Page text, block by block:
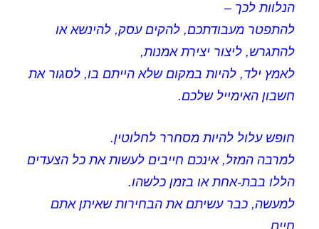
הנלוות לכך –
להתפטר מעבודתכם, להקים עסק, להינשא או
להתגרש, ליצור יצירת אמנות,
לאמץ ילד, להיות במקום שלא הייתם בו, לסגור את
חשבון האימייל שלכם.
חופש עלול להיות מסחרר לחלוטין.
למרבה המזל, אינכם חייבים לעשות את כל הצעדים
הללו בבת-אחת או בזמן כלשהו.
למעשה, כבר עשיתם את הבחירות שאיתן אתם
חיים.